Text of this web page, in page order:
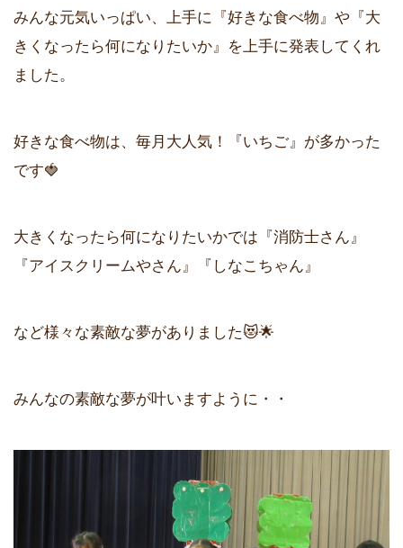
みんな元気いっぱい、上手に『好きな食べ物』や『大
きくなったら何になりたいか』を上手に発表してくれ
ました。
好きな食べ物は、毎月大人気！『いちご』が多かった
です🍓
大きくなったら何になりたいかでは『消防士さん』
『アイスクリームやさん』『しなこちゃん』
など様々な素敵な夢がありました😻🌟
みんなの素敵な夢が叶いますように・・